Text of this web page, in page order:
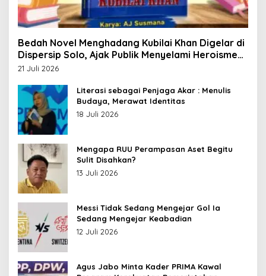
Bedah Novel Menghadang Kubilai Khan Digelar di
Dispersip Solo, Ajak Publik Menyelami Heroisme
Leluhur Nusantara
21 Juli 2026
Literasi sebagai Penjaga Akar : Menulis
Budaya, Merawat Identitas
18 Juli 2026
Mengapa RUU Perampasan Aset Begitu
Sulit Disahkan?
13 Juli 2026
Messi Tidak Sedang Mengejar Gol Ia
Sedang Mengejar Keabadian
12 Juli 2026
Agus Jabo Minta Kader PRIMA Kawal